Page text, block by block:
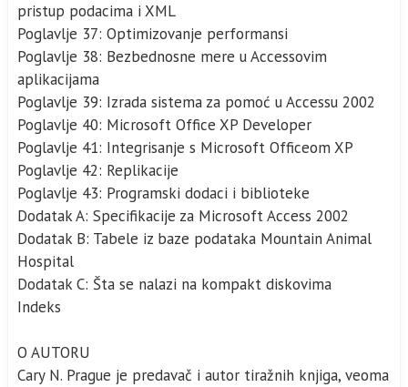
pristup podacima i XML
Poglavlje 37: Optimizovanje performansi
Poglavlje 38: Bezbednosne mere u Accessovim
aplikacijama
Poglavlje 39: Izrada sistema za pomoć u Accessu 2002
Poglavlje 40: Microsoft Office XP Developer
Poglavlje 41: Integrisanje s Microsoft Officeom XP
Poglavlje 42: Replikacije
Poglavlje 43: Programski dodaci i biblioteke
Dodatak A: Specifikacije za Microsoft Access 2002
Dodatak B: Tabele iz baze podataka Mountain Animal
Hospital
Dodatak C: Šta se nalazi na kompakt diskovima
Indeks
O AUTORU
Cary N. Prague je predavač i autor tiražnih knjiga, veoma